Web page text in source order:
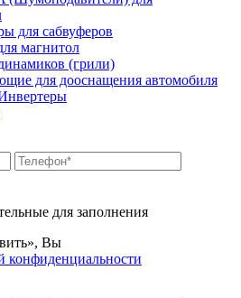
для сабвуферов
магнитол
(грили)
для дооснащения автомобиля
для заполнения
Вы
конфиденциальности